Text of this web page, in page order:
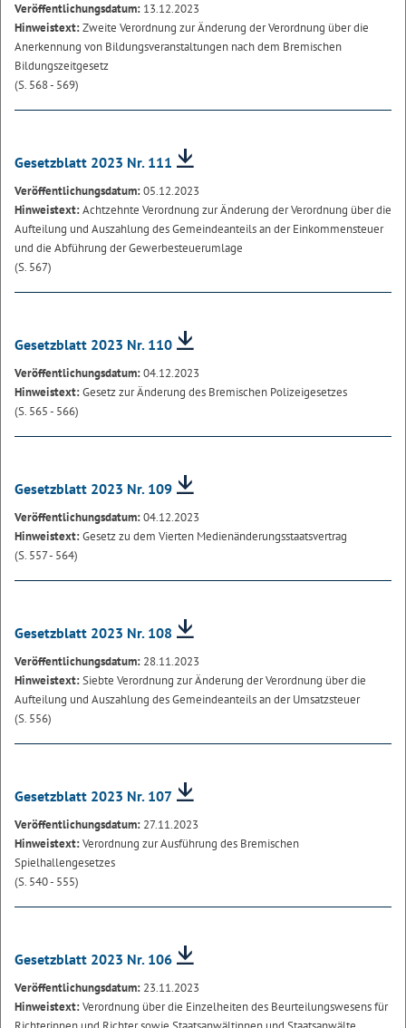
Veröffentlichungsdatum: 13.12.2023
Hinweistext:Zweite Verordnung zur Änderung der Verordnung über die
Anerkennung von Bildungsveranstaltungen nach dem Bremischen
Bildungszeitgesetz
(S. 568 - 569)
Gesetzblatt 2023 Nr. 111
Veröffentlichungsdatum:05.12.2023
Hinweistext:Achtzehnte Verordnung zur Änderung der Verordnung über die
Aufteilung und Auszahlung des Gemeindeanteils an der Einkommensteuer
und die Abführung der Gewerbesteuerumlage
(S. 567)
Gesetzblatt 2023 Nr. 110
Veröffentlichungsdatum:04.12.2023
Hinweistext:Gesetz zur Änderung des Bremischen Polizeigesetzes
(S. 565 - 566)
Gesetzblatt 2023 Nr. 109
Veröffentlichungsdatum:04.12.2023
Hinweistext:Gesetz zu dem Vierten Medienänderungsstaatsvertrag
(S. 557 - 564)
Gesetzblatt 2023 Nr. 108
Veröffentlichungsdatum: 28.11.2023
Hinweistext:Siebte Verordnung zur Änderung der Verordnung über die
Aufteilung und Auszahlung des Gemeindeanteils an der Umsatzsteuer
(S. 556)
Gesetzblatt 2023 Nr. 107
Veröffentlichungsdatum: 27.11.2023
Hinweistext:Verordnung zur Ausführung des Bremischen
Spielhallengesetzes
(S. 540 - 555)
Gesetzblatt 2023 Nr. 106
Veröffentlichungsdatum: 23.11.2023
Hinweistext:Verordnung über die Einzelheiten des Beurteilungswesens für